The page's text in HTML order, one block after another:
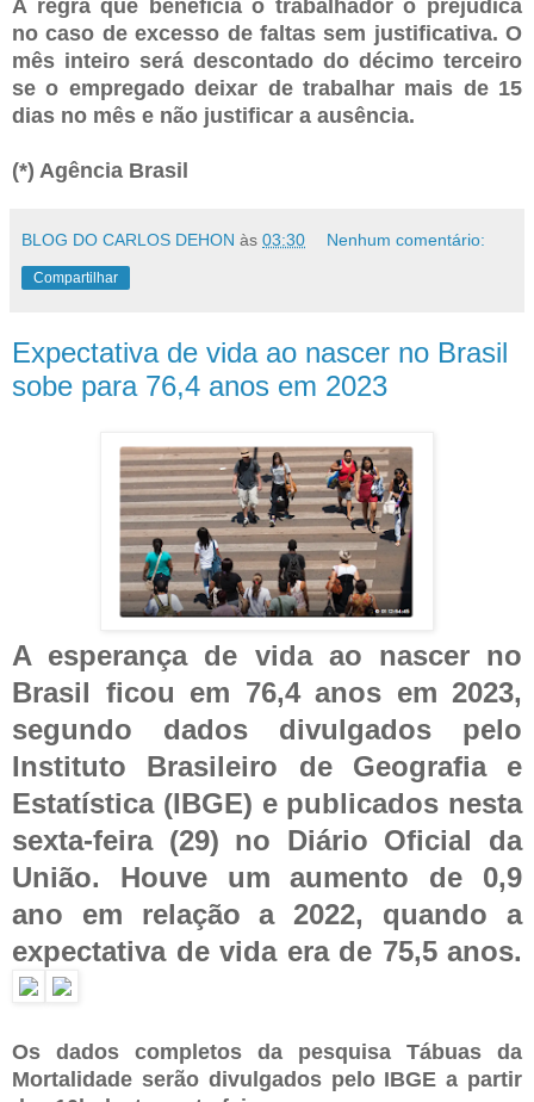
A regra que beneficia o trabalhador o prejudica
no caso de excesso de faltas sem justificativa. O
mês inteiro será descontado do décimo terceiro
se o empregado deixar de trabalhar mais de 15
dias no mês e não justificar a ausência.
(*) Agência Brasil
BLOG DO CARLOS DEHON às 03:30 Nenhum comentário:
Compartilhar
Expectativa de vida ao nascer no Brasil
sobe para 76,4 anos em 2023
A esperança de vida ao nascer no
Brasil ficou em 76,4 anos em 2023,
segundo dados divulgados pelo
Instituto Brasileiro de Geografia e
Estatística (IBGE) e publicados nesta
sexta-feira (29) no Diário Oficial da
União. Houve um aumento de 0,9
ano em relação a 2022, quando a
expectativa de vida era de 75,5 anos.
Os dados completos da pesquisa Tábuas da
Mortalidade serão divulgados pelo IBGE a partir